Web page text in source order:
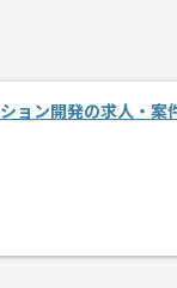
有
ョン開発の求人・案